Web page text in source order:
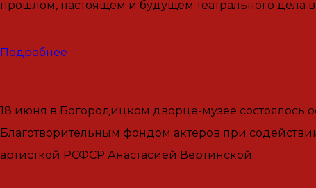
прошлом, настоящем и будущем театрального дела
Подробнее
18 июня в Богородицком дворце-музее состоялось
Благотворительным фондом актеров при
артисткой РСФСР Анастасией Вертинской.